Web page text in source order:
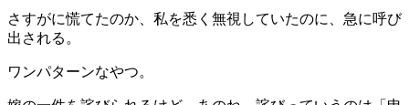
さすがに慌てたのか、私を悉く無視していたのに、急に呼び
出される。
ワンパターンなやつ。